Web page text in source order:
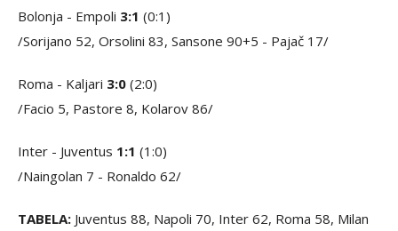
Bolonja - Empoli 3:1 (0:1)
/Sorijano 52, Orsolini 83, Sansone 90+5 - Pajač 17/
Roma - Kaljari 3:0 (2:0)
/Facio 5, Pastore 8, Kolarov 86/
Inter - Juventus 1:1 (1:0)
/Naingolan 7 - Ronaldo 62/
TABELA: Juventus 88, Napoli 70, Inter 62, Roma 58, Milan